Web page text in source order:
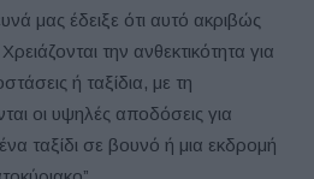
μας έδειξε ότι αυτό ακριβώς
την ανθεκτικότητα για
ή ταξίδια, με τη
οι υψηλές αποδόσεις για
ταξίδι σε βουνό ή μια εκδρομή